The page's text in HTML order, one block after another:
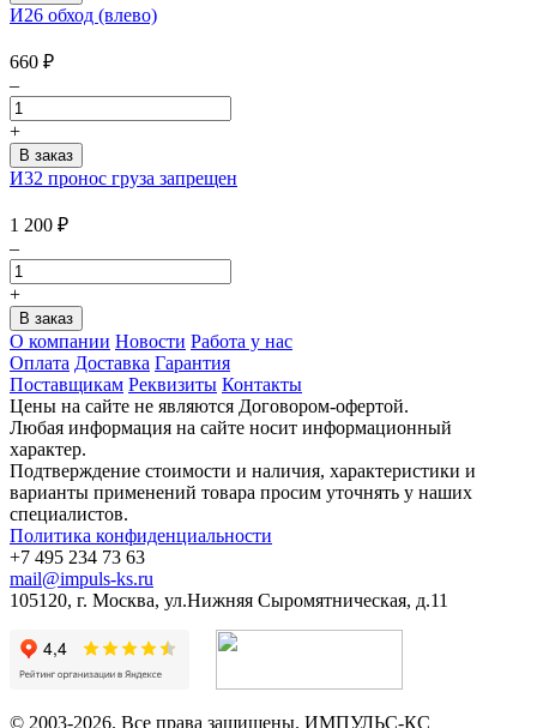
И26 обход (влево)
660 ₽
–
+
И32 пронос груза запрещен
1 200 ₽
–
+
О компании Новости Работа у нас
Оплата Доставка Гарантия
Поставщикам Реквизиты Контакты
Цены на сайте не являются Договором-офертой.
Любая информация на сайте носит информационный
характер.
Подтверждение стоимости и наличия, характеристики и
варианты применений товара просим уточнять у наших
специалистов.
Политика конфиденциальности
+7 495 234 73 63
mail@impuls-ks.ru
105120, г. Москва, ул.Нижняя Сыромятническая, д.11
© 2003-2026. Все права защищены. ИМПУЛЬС-КС